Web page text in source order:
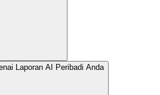
Laporan AI Peribadi Anda